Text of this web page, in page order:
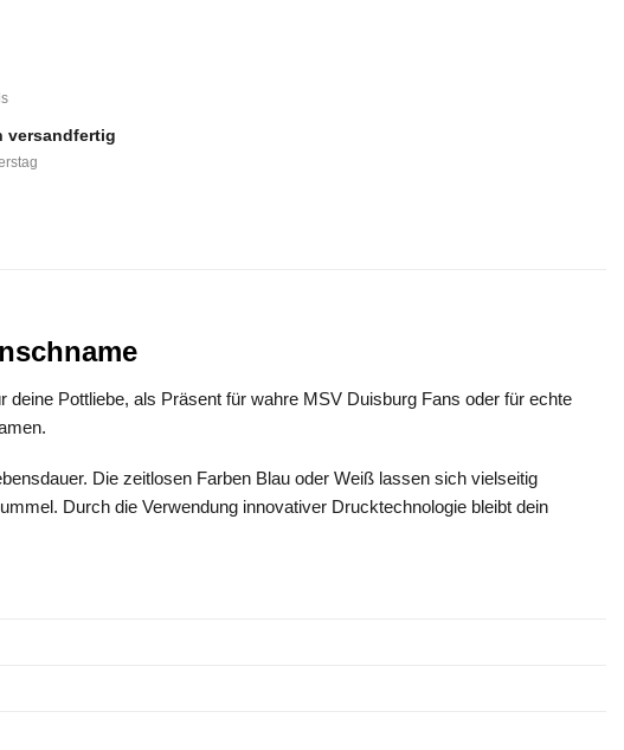
versandfertig
Pottliebe, als Präsent für wahre MSV Duisburg Fans oder für echte
Die zeitlosen Farben Blau oder Weiß lassen sich vielseitig
Durch die Verwendung innovativer Drucktechnologie bleibt dein